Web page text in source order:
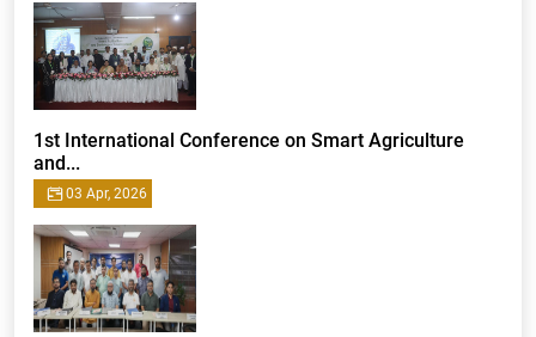
1st International Conference on Smart Agriculture
and...
03 Apr, 2026